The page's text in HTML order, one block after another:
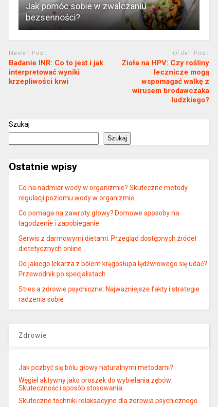
Jak pomóc sobie w zwalczaniu
bezsenności?
Newer Post
Badanie INR: Co to jest i jak
interpretować wyniki
krzepliwości krwi
Older Post
Zioła na HPV: Czy rośliny
lecznicze mogą
wspomagać walkę z
wirusem brodawczaka
ludzkiego?
Szukaj
Szukaj
Ostatnie wpisy
Co na nadmiar wody w organizmie? Skuteczne metody
regulacji poziomu wody w organizmie
Co pomaga na zawroty głowy? Domowe sposoby na
łagodzenie i zapobieganie
Serwis z darmowymi dietami: Przegląd dostępnych źródeł
dietetycznych online
Do jakiego lekarza z bólem kręgosłupa lędźwiowego się udać?
Przewodnik po specjalistach
Stres a zdrowie psychiczne: Najważniejsze fakty i strategie
radzenia sobie
Zdrowie
Jak pozbyć się bólu głowy naturalnymi metodami?
Węgiel aktywny jako proszek do wybielania zębów:
Skuteczność i sposób stosowania
Skuteczne techniki relaksacyjne dla zdrowia psychicznego